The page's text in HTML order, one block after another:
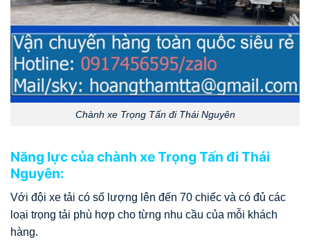
Chành xe Trọng Tấn đi Thái Nguyên
Năng lực của chành xe Trọng Tấn đi Thái
Nguyên:
Với đội xe tải có số lượng lên đến 70 chiếc và có đủ các
loại trọng tải phù hợp cho từng nhu cầu của mỗi khách
hàng.